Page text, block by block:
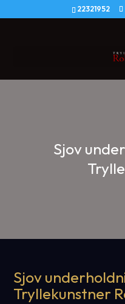
22321952
Sjov
Sjov
Tryllekunstner